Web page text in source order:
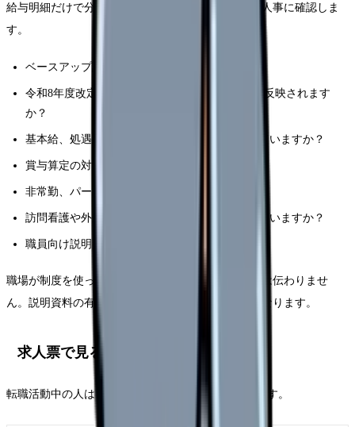
給与明細だけで分からない場合は、看護部・事務・人事に確認しま
す。
ベースアップ評価料の届出は行っていますか？
令和8年度改定後の賃上げ分は、いつの給与から反映されます
か？
基本給、処遇改善手当、夜勤手当のどれに充てていますか？
賞与算定の対象に含まれますか？
非常勤、パート、夜勤専従も対象ですか？
訪問看護や外来など、部署によって支給方法は違いますか？
職員向け説明資料はありますか？
職場が制度を使っていても、説明がなければ現場には伝わりませ
ん。説明資料の有無は、職場の透明性を見る材料になります。
求人票で見るポイント
転職活動中の人は、6月以降の求人票で次を確認します。